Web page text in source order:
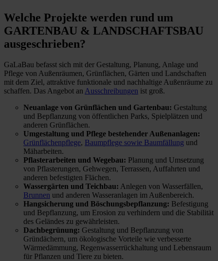
Welche Projekte werden rund um
GARTENBAU & LANDSCHAFTSBAU
ausgeschrieben?
GaLaBau befasst sich mit der Gestaltung, Planung, Anlage und
Pflege von Außenräumen, Grünflächen, Gärten und Landschaften
mit dem Ziel, attraktive funktionale und nachhaltige Außenräume zu
schaffen. Das Angebot an Ausschreibungen ist groß.
Neuanlage von Grünflächen und Gartenbau: Gestaltung
und Bepflanzung von öffentlichen Parks, Spielplätzen und
anderen Grünflächen.
Umgestaltung und Pflege bestehender Außenanlagen:
Grünflächenpflege, Baumpflege sowie Baumfällung und
Mäharbeiten.
Pflasterarbeiten und Wegebau: Planung und Umsetzung
von Pflasterungen, Gehwegen, Terrassen, Auffahrten und
anderen befestigten Flächen.
Wassergärten und Teichbau: Anlegen von Wasserfällen,
Brunnen und anderen Wasseranlagen im Außenbereich.
Hangsicherung und Böschungsbepflanzung: Befestigung
und Bepflanzung, um Erosion zu verhindern und die Stabilität
des Geländes zu gewährleisten.
Dachbegrünung: Gestaltung und Bepflanzung von
Gründächern, um ökologische Vorteile wie verbesserte
Wärmedämmung, Regenwasserrückhaltung und Lebensraum
für Pflanzen und Tiere zu bieten.